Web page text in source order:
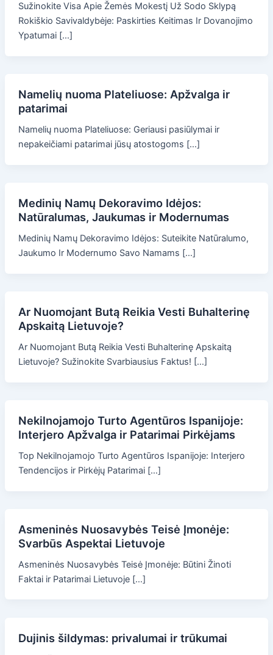
Sužinokite Visa Apie Žemės Mokestį Už Sodo Sklypą
Rokiškio Savivaldybėje: Paskirties Keitimas Ir Dovanojimo
Ypatumai […]
Namelių nuoma Plateliuose: Apžvalga ir
patarimai
Namelių nuoma Plateliuose: Geriausi pasiūlymai ir
nepakeičiami patarimai jūsų atostogoms […]
Medinių Namų Dekoravimo Idėjos:
Natūralumas, Jaukumas ir Modernumas
Medinių Namų Dekoravimo Idėjos: Suteikite Natūralumo,
Jaukumo Ir Modernumo Savo Namams […]
Ar Nuomojant Butą Reikia Vesti Buhalterinę
Apskaitą Lietuvoje?
Ar Nuomojant Butą Reikia Vesti Buhalterinę Apskaitą
Lietuvoje? Sužinokite Svarbiausius Faktus! […]
Nekilnojamojo Turto Agentūros Ispanijoje:
Interjero Apžvalga ir Patarimai Pirkėjams
Top Nekilnojamojo Turto Agentūros Ispanijoje: Interjero
Tendencijos ir Pirkėjų Patarimai […]
Asmeninės Nuosavybės Teisė Įmonėje:
Svarbūs Aspektai Lietuvoje
Asmeninės Nuosavybės Teisė Įmonėje: Būtini Žinoti
Faktai ir Patarimai Lietuvoje […]
Dujinis šildymas: privalumai ir trūkumai